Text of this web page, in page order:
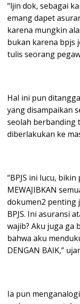
“ljin dok, sebagai
emang dapet
karena mungkin
bukan karena bpjs
tulis seorang
Hal ini pun
yang disampaikan
seolah berbanding
diberlakukan ke
“BPJS ini lucu,
MEWAJIBKAN
dokumen2 penting
BPJS. Ini asuransi
wajib? Aku juga ga
bahwa aku
DENGAN BAIK,”
Ia pun